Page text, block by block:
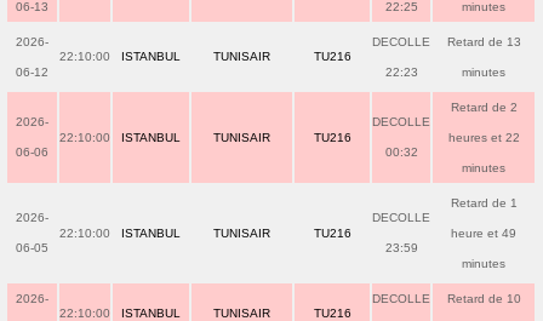
06-13 22:25 minutes
2026-
06-12
22:10:00 ISTANBUL TUNISAIR TU216
DECOLLE
22:23
Retard de 13
minutes
2026-
06-06
22:10:00 ISTANBUL TUNISAIR TU216
DECOLLE
00:32
Retard de 2
heures et 22
minutes
2026-
06-05
22:10:00 ISTANBUL TUNISAIR TU216
DECOLLE
23:59
Retard de 1
heure et 49
minutes
2026-
22:10:00 ISTANBUL TUNISAIR TU216
DECOLLE Retard de 10